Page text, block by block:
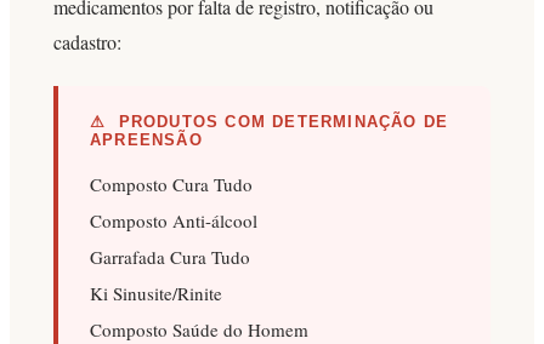
medicamentos por falta de registro, notificação ou
cadastro:
⚠ PRODUTOS COM DETERMINAÇÃO DE
APREENSÃO
Composto Cura Tudo
Composto Anti-álcool
Garrafada Cura Tudo
Ki Sinusite/Rinite
Composto Saúde do Homem